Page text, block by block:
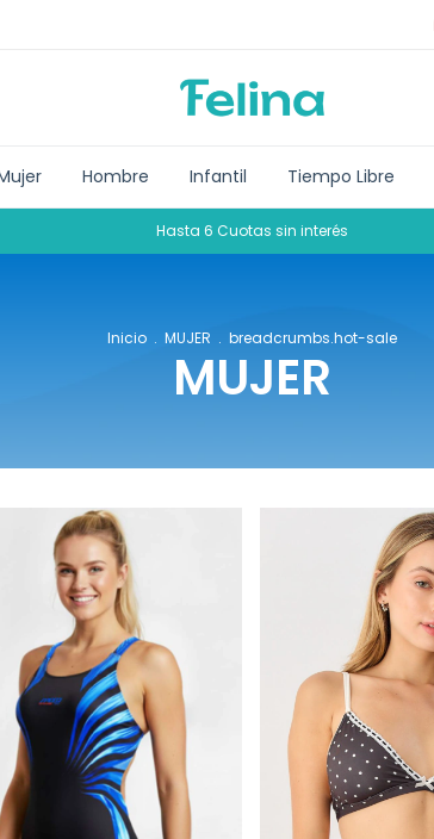
Hombre Infantil Tiempo Libre
Hasta 6 Cuotas sin interés
Inicio . MUJER . breadcrumbs.hot-sale
MUJER